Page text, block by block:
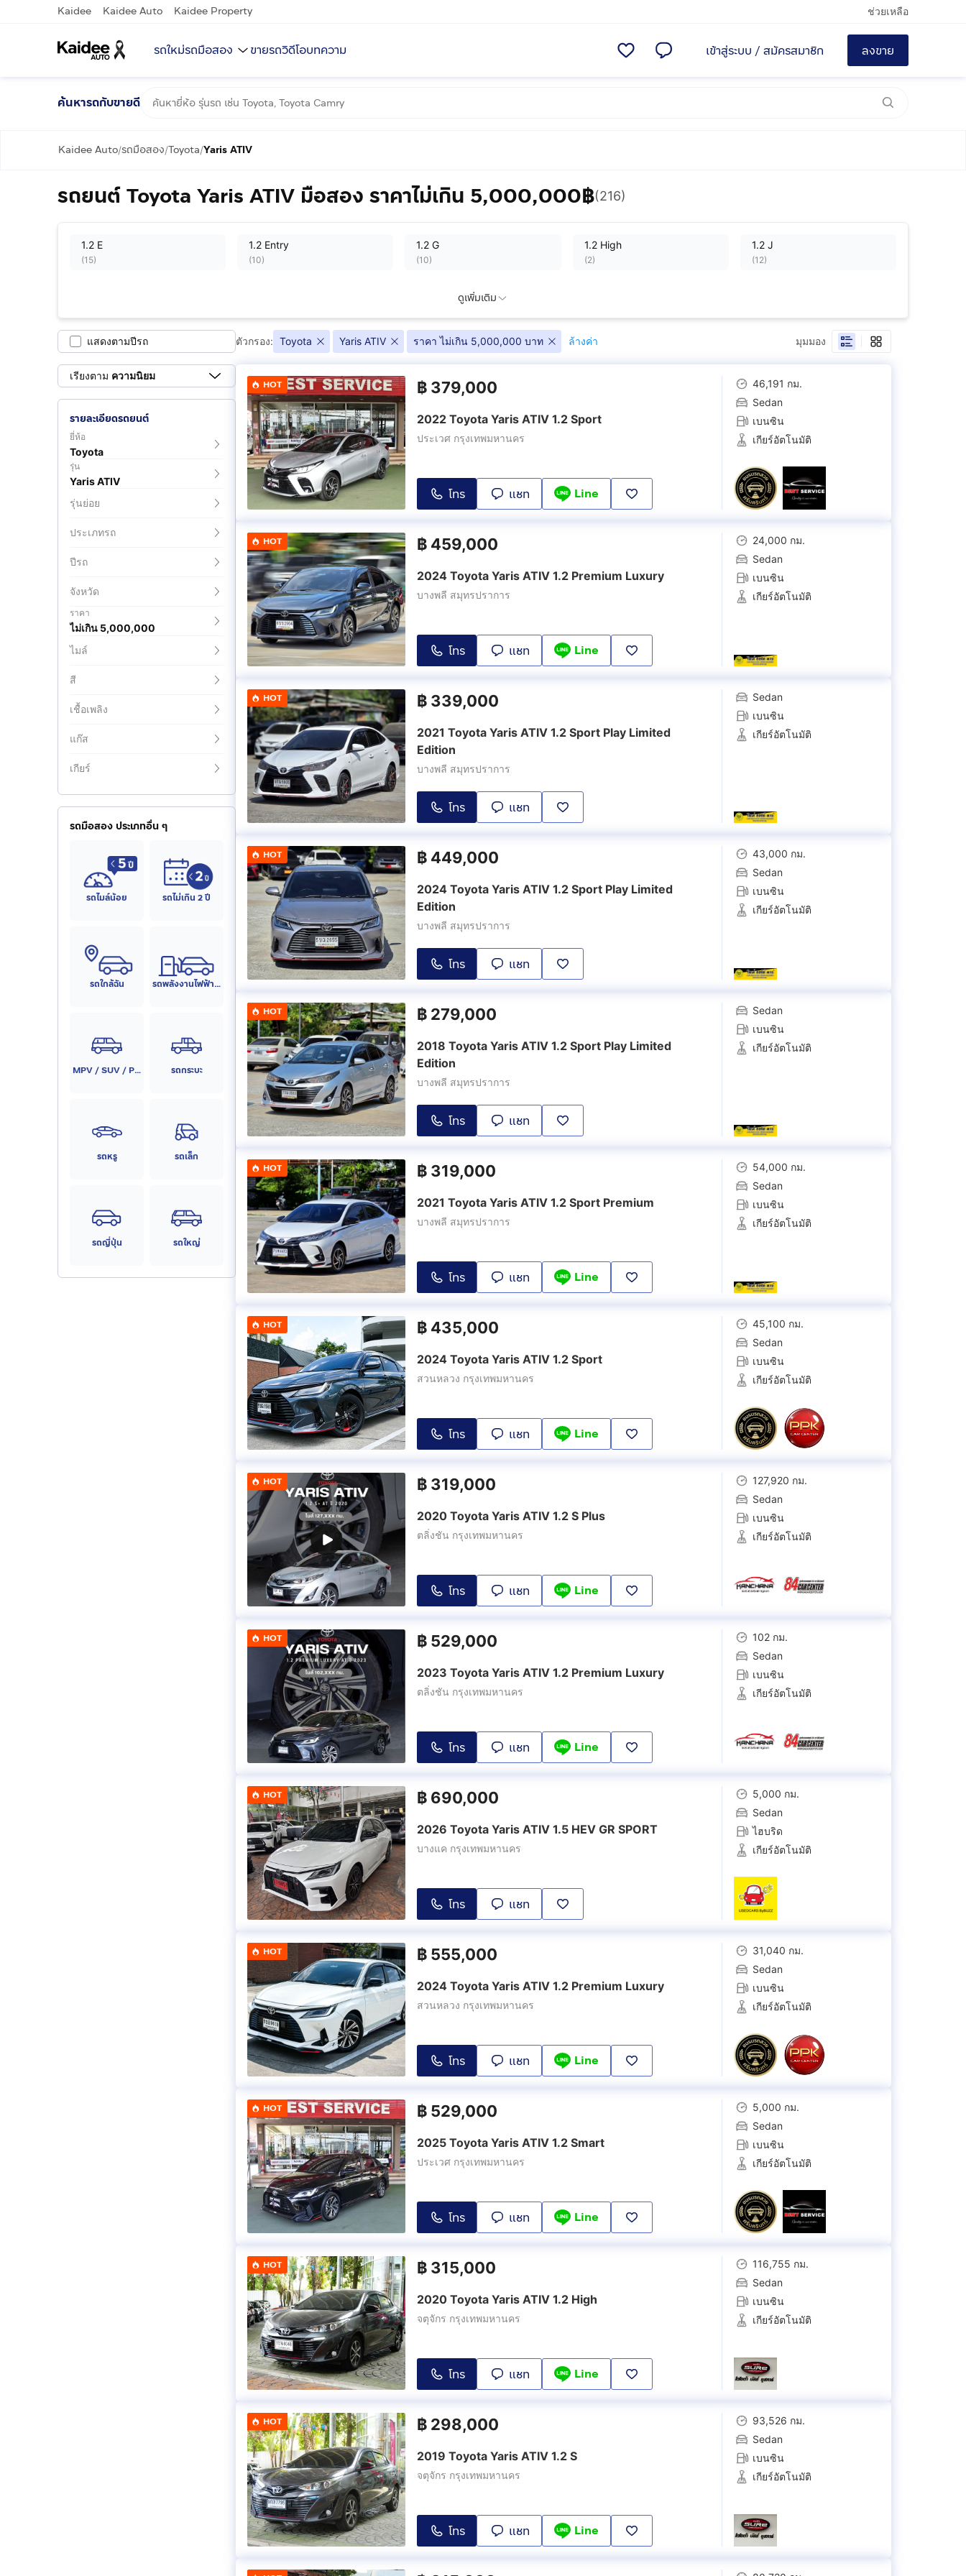
Kaidee Kaidee Auto Kaidee Property ช่วยเหลือ
รถใหม่รถมือสอง ขายรถวิดีโอบทความ เข้าสู่ระบบ / สมัครสมาชิก ลงขาย
ค้นหารถกับขายดี
Kaidee Auto/รถมือสอง/Toyota/Yaris ATIV
รถยนต์ Toyota Yaris ATIV มือสอง ราคาไม่เกิน 5,000,000฿(216)
1.2 E
(15)
1.2 Entry
(10)
1.2 G
(10)
1.2 High
(2)
1.2 J
(12)
1.2 Sport Play Limited
Edition
1.2 Sport Premium
(8)
1.2 Smart
(44)
1.2 Premium
(17)
1.2 Premium Luxury
(27)
1.5 HEV GR SPORT
1.2 Premium Luxury
Modellista
(1)
ดูเพิ่มเติม
แสดงตามปีรถ
เรียงตาม ความนิยม
รายละเอียดรถยนต์
ยี่ห้อ
Toyota
รุ่น
Yaris ATIV
รุ่นย่อย
ประเภทรถ
ปีรถ
จังหวัด
ราคา
ไม่เกิน 5,000,000
ไมล์
สี
เชื้อเพลิง
แก๊ส
เกียร์
รถมือสอง ประเภทอื่น ๆ
รถไมล์น้อย รถไม่เกิน 2 ปี
รถใกล้ฉัน รถพลังงานไฟฟ้า (EV)
MPV / SUV / PPV รถกระบะ
รถหรู รถเล็ก
รถญี่ปุ่น รถใหญ่
ตัวกรอง: Toyota Yaris ATIV ราคา ไม่เกิน 5,000,000 บาท ล้างค่า มุมมอง
HOT ฿ 379,000
2022 Toyota Yaris ATIV 1.2 Sport
ประเวศ กรุงเทพมหานคร
โทร แชท Line
46,191 กม.
Sedan
เบนซิน
เกียร์อัตโนมัติ
HOT ฿ 459,000
2024 Toyota Yaris ATIV 1.2 Premium Luxury
บางพลี สมุทรปราการ
โทร แชท Line
24,000 กม.
Sedan
เบนซิน
เกียร์อัตโนมัติ
HOT ฿ 339,000
2021 Toyota Yaris ATIV 1.2 Sport Play Limited
Edition
บางพลี สมุทรปราการ
โทร แชท
Sedan
เบนซิน
เกียร์อัตโนมัติ
HOT ฿ 449,000
2024 Toyota Yaris ATIV 1.2 Sport Play Limited
Edition
บางพลี สมุทรปราการ
โทร แชท
43,000 กม.
Sedan
เบนซิน
เกียร์อัตโนมัติ
HOT ฿ 279,000
2018 Toyota Yaris ATIV 1.2 Sport Play Limited
Edition
บางพลี สมุทรปราการ
โทร แชท
Sedan
เบนซิน
เกียร์อัตโนมัติ
HOT ฿ 319,000
2021 Toyota Yaris ATIV 1.2 Sport Premium
บางพลี สมุทรปราการ
โทร แชท Line
54,000 กม.
Sedan
เบนซิน
เกียร์อัตโนมัติ
HOT ฿ 435,000
2024 Toyota Yaris ATIV 1.2 Sport
สวนหลวง กรุงเทพมหานคร
โทร แชท Line
45,100 กม.
Sedan
เบนซิน
เกียร์อัตโนมัติ
HOT ฿ 319,000
2020 Toyota Yaris ATIV 1.2 S Plus
ตลิ่งชัน กรุงเทพมหานคร
โทร แชท Line
127,920 กม.
Sedan
เบนซิน
เกียร์อัตโนมัติ
HOT ฿ 529,000
2023 Toyota Yaris ATIV 1.2 Premium Luxury
ตลิ่งชัน กรุงเทพมหานคร
โทร แชท Line
102 กม.
Sedan
เบนซิน
เกียร์อัตโนมัติ
HOT ฿ 690,000
2026 Toyota Yaris ATIV 1.5 HEV GR SPORT
บางแค กรุงเทพมหานคร
โทร แชท
5,000 กม.
Sedan
ไฮบริด
เกียร์อัตโนมัติ
HOT ฿ 555,000
2024 Toyota Yaris ATIV 1.2 Premium Luxury
สวนหลวง กรุงเทพมหานคร
โทร แชท Line
31,040 กม.
Sedan
เบนซิน
เกียร์อัตโนมัติ
HOT ฿ 529,000
2025 Toyota Yaris ATIV 1.2 Smart
ประเวศ กรุงเทพมหานคร
โทร แชท Line
5,000 กม.
Sedan
เบนซิน
เกียร์อัตโนมัติ
HOT ฿ 315,000
2020 Toyota Yaris ATIV 1.2 High
จตุจักร กรุงเทพมหานคร
โทร แชท Line
116,755 กม.
Sedan
เบนซิน
เกียร์อัตโนมัติ
HOT ฿ 298,000
2019 Toyota Yaris ATIV 1.2 S
จตุจักร กรุงเทพมหานคร
โทร แชท Line
93,526 กม.
Sedan
เบนซิน
เกียร์อัตโนมัติ